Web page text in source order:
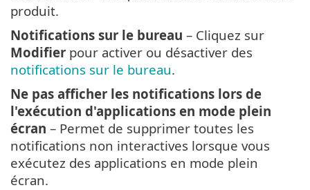
produit.
Notifications sur le bureau – Cliquez sur
Modifier pour activer ou désactiver des
notifications sur le bureau.
Ne pas afficher les notifications lors de
l'exécution d'applications en mode plein
écran – Permet de supprimer toutes les
notifications non interactives lorsque vous
exécutez des applications en mode plein
écran.